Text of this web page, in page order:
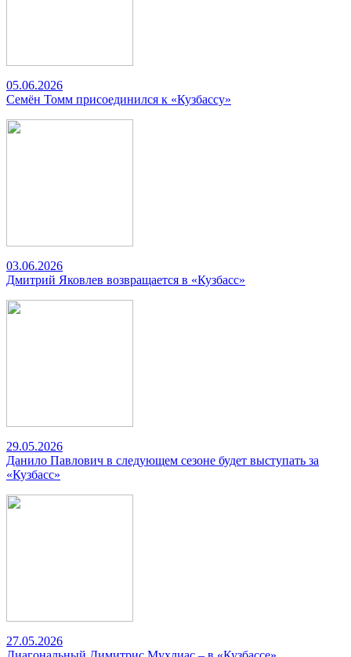
05.06.2026
Семён Томм присоединился к «Кузбассу»
03.06.2026
Дмитрий Яковлев возвращается в «Кузбасс»
29.05.2026
Данило Павлович в следующем сезоне будет выступать за
«Кузбасс»
27.05.2026